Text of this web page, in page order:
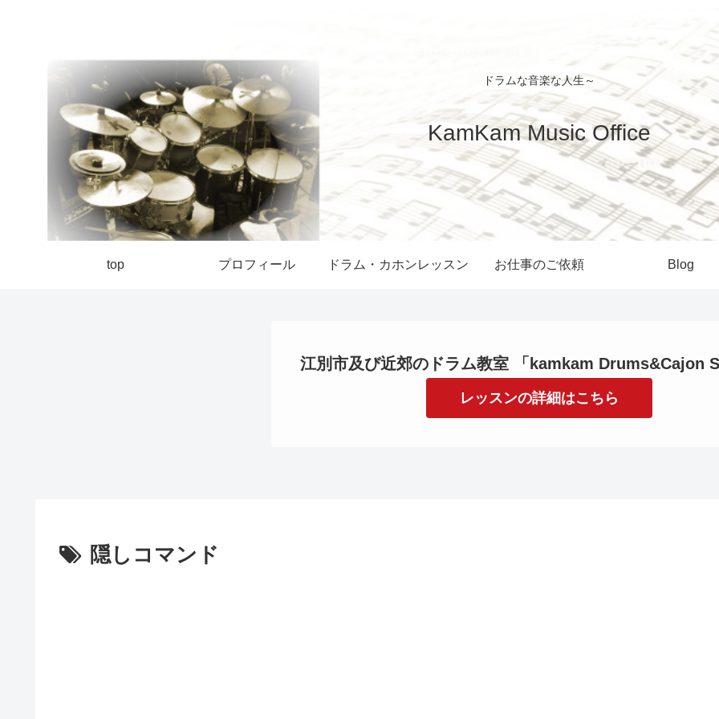
ドラムな音楽な人生～
KamKam Music Office
top プロフィール ドラム・カホンレッスン お仕事のご依頼 Blog
江別市及び近郊のドラム教室 「kamkam Drums&Cajon
レッスンの詳細はこちら
隠しコマンド